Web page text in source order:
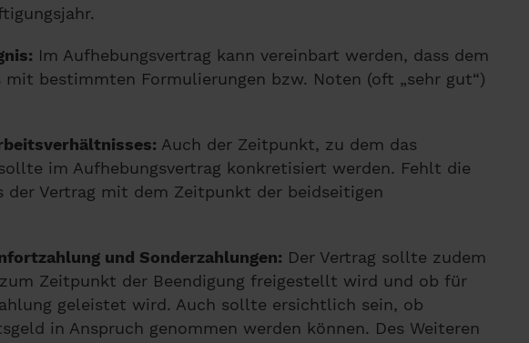
Im Aufhebungsvertrag kann vereinbart werden, dass dem
bestimmten Formulierungen bzw. Noten (oft „sehr gut“)
Auch der Zeitpunkt, zu dem das
im Aufhebungsvertrag konkretisiert werden. Fehlt die
der Vertrag mit dem Zeitpunkt der beidseitigen
und Sonderzahlungen: Der Vertrag sollte zudem
Zeitpunkt der Beendigung freigestellt wird und ob für
geleistet wird. Auch sollte ersichtlich sein, ob
in Anspruch genommen werden können. Des Weiteren